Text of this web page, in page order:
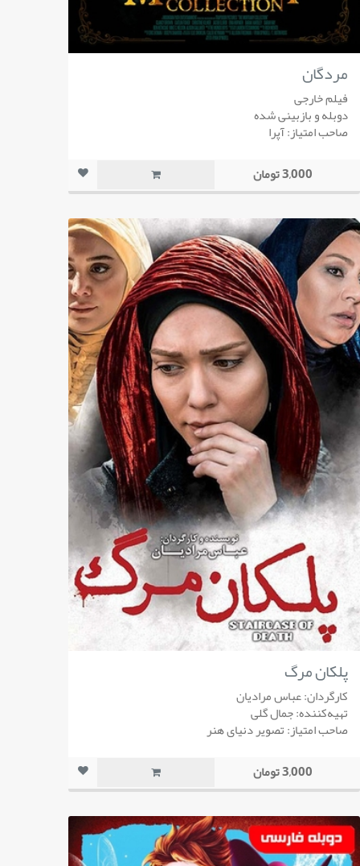
مردگان
فیلم خارجی
دوبله و بازبینی شده
صاحب امتیاز: آپرا
3,000 تومان
پلکان مرگ
کارگردان: عباس مرادیان
تهیه‌کننده: جمال گلی
صاحب امتیاز: تصویر دنیای هنر
3,000 تومان